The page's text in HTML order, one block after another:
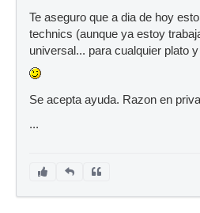
Te aseguro que a dia de hoy
technics (aunque ya estoy
universal... para cualquier plato
Se acepta ayuda. Razon en
...